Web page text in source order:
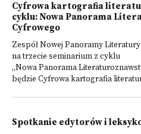
Cyfrowa kartografia
cyklu: Nowa Panorama
Cyfrowego
Zespół Nowej Panoramy
na trzecie seminarium z cyklu
„Nowa Panorama
będzie Cyfrowa kartografia
Spotkanie edytorów i